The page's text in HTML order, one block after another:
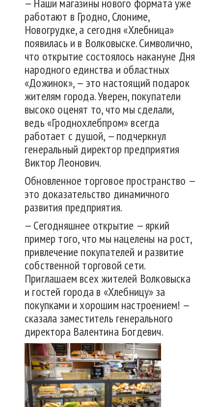
работают в Гродно, Слониме,
Новогрудке, а сегодня «Хлебница»
появилась и в Волковыске. Символично,
что открытие состоялось накануне Дня
народного единства и областных
«Дожинок», — это настоящий подарок
жителям города. Уверен, покупатели
высоко оценят то, что мы сделали,
ведь «Гроднохлебпром» всегда
работает с душой, — подчеркнул
генеральный директор предприятия
Виктор Леонович.
Обновленное торговое пространство —
это доказательство динамичного
развития предприятия.
— Сегодняшнее открытие — яркий
пример того, что мы нацелены на рост,
привлечение покупателей и развитие
собственной торговой сети.
Приглашаем всех жителей Волковыска
и гостей города в «Хлебницу» за
покупками и хорошим настроением! —
сказала заместитель генерального
директора Валентина Богдевич.